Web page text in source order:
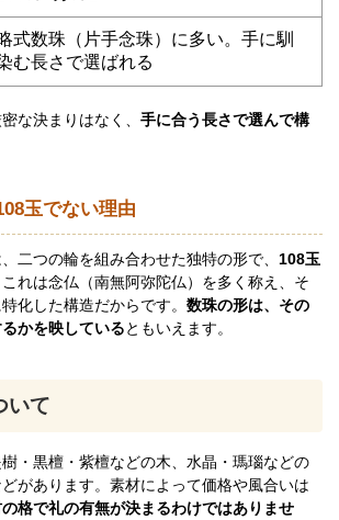
式数珠（片手念珠）に多い。手に馴
む長さで選ばれる
な決まりはなく、 手に合う長さで選んで構
玉でない理由
二つの輪を組み合わせた独特の形で、 108玉
これは念仏（南無阿弥陀仏）を多く称え、そ
化した構造だからです。 数珠の形は、その
かを映しているともいえます。
いて
・黒檀・紫檀などの木、水晶・瑪瑙などの
があります。素材によって価格や風合いは
格で礼の有無が決まるわけではありませ